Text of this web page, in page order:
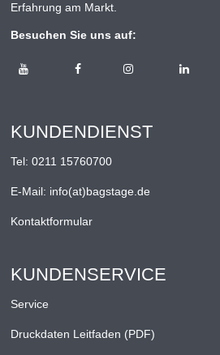
Erfahrung am Markt.
Besuchen Sie uns auf:
KUNDENDIENST
Tel:0211 15760700
E-Mail: info(at)bagstage.de
Kontaktformular
KUNDENSERVICE
Service
Druckdaten Leitfaden (PDF)